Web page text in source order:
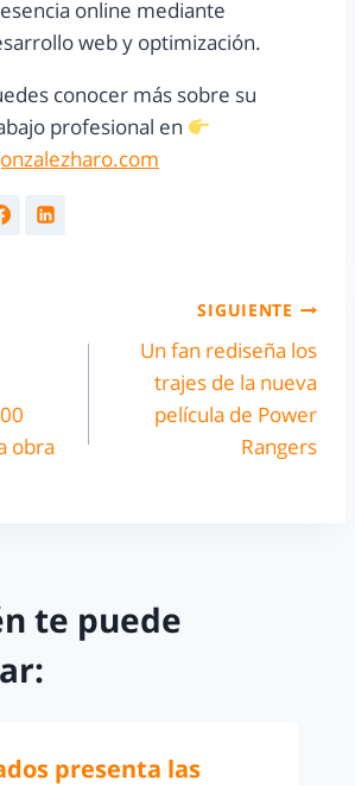
online mediante
web y optimización.
conocer más sobre su
profesional en
obra
SIGUIENTE
Un fan rediseña los
trajes de la nueva
película de Power
Rangers
te puede
presenta las